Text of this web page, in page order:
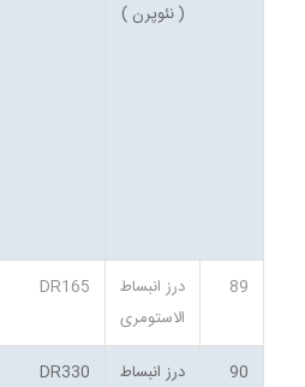
( نئوپرن )
89
درز انبساط
الاستومری
DR165
90
درز انبساط
DR330